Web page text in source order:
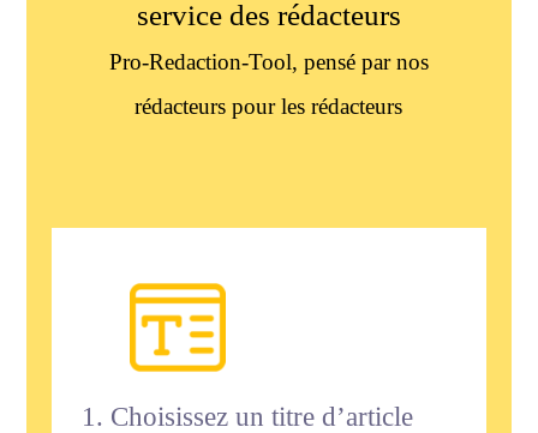
service des rédacteurs
Pro-Redaction-Tool, pensé par nos
rédacteurs pour les rédacteurs
1. Choisissez un titre d’article